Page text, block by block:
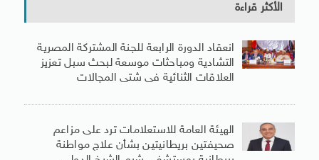
الأكثر قراءة
انعقاد الدورة الرابعة للجنة المشتركة المصرية
التشادية ومباحثات موسعة لبحث سبل تعزيز
العلاقات الثنائية فى شتى المجالات
الهيئة العامة للاستعلامات ترد على مزاعم
صحيفتين بريطانيتين بشأن علاج مواطنة